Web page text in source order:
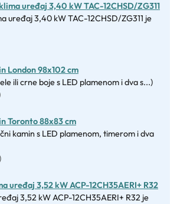
uređaj 3,40 kW TAC-12CHSD/ZG311
uređaj 3,40 kW TAC-12CHSD/ZG311 je
London 98x102 cm
ili crne boje s LED plamenom i dva s...)
Toronto 88x83 cm
kamin s LED plamenom, timerom i dva
uređaj 3,52 kW ACP-12CH35AERI+ R32
3,52 kW ACP-12CH35AERI+ R32 je